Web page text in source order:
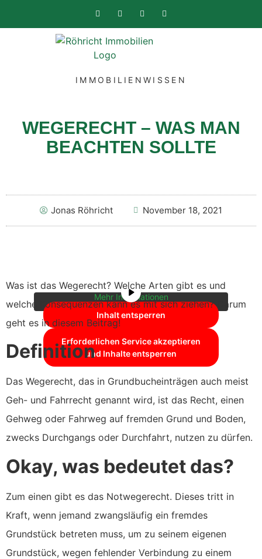
IMMOBILIENWISSEN
WEGERECHT – WAS MAN
BEACHTEN SOLLTE
Jonas Röhricht November 18, 2021
an Drittanbieter weitergegeben werden.
Mehr Informationen
Inhalt entsperren
Erforderlichen Service akzeptieren
und Inhalte entsperren
Was ist das Wegerecht? Welche Arten gibt es und
welche Konsequenzen kann es mit sich ziehen? Darum
geht es in diesem Beitrag!
Definition
Das Wegerecht, das in Grundbucheinträgen auch meist
Geh- und Fahrrecht genannt wird, ist das Recht, einen
Gehweg oder Fahrweg auf fremden Grund und Boden,
zwecks Durchgangs oder Durchfahrt, nutzen zu dürfen.
Okay, was bedeutet das?
Zum einen gibt es das Notwegerecht. Dieses tritt in
Kraft, wenn jemand zwangsläufig ein fremdes
Grundstück betreten muss, um zu seinem eigenen
Grundstück, wegen fehlender Verbindung zu einem